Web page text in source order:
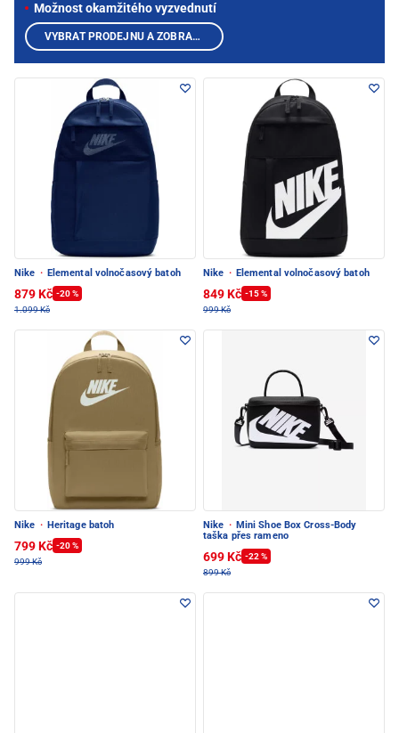
Nike · Elemental volnočasový batoh
879 Kč -20 %
1.099 Kč
Nike · Elemental volnočasový batoh
849 Kč -15 %
999 Kč
Nike · Heritage batoh
799 Kč -20 %
999 Kč
Nike · Mini Shoe Box Cross-Body
taška přes rameno
699 Kč -22 %
899 Kč
Možnost okamžitého vyzvednutí
VYBRAT PRODEJNU A ZOBRAZIT PRODUKTY